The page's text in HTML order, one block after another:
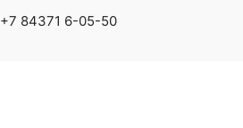
+7 84371 6-05-50